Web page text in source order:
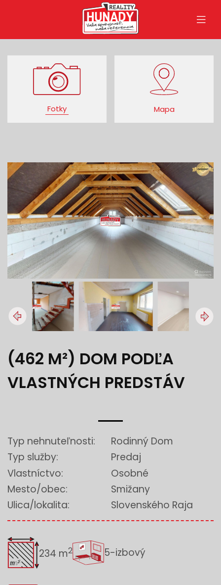
Fotky Mapa
(462 M²) DOM PODĽA
VLASTNÝCH PREDSTÁV
Typ nehnuteľnosti:
Rodinný Dom
Typ služby:
Predaj
Vlastníctvo:
Osobné
Mesto/obec:
Smižany
Ulica/lokalita:
Slovenského Raja
234 m2 5-izbový